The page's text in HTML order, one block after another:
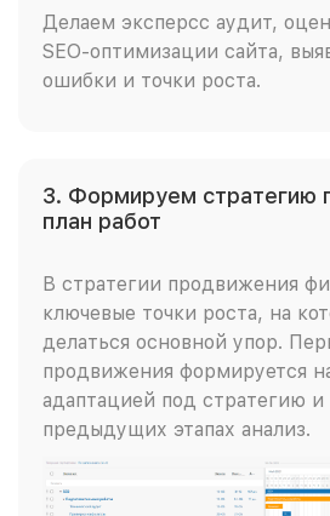
Делаем эксперсс аудит,
SEO-оптимизации сайта,
ошибки и точки роста.
3. Формируем стратегию
план работ
В стратегии продвижения
ключевые точки роста, на
делаться основной упор.
продвижения формируется
адаптацией под стратегию
предыдущих этапах анализ.